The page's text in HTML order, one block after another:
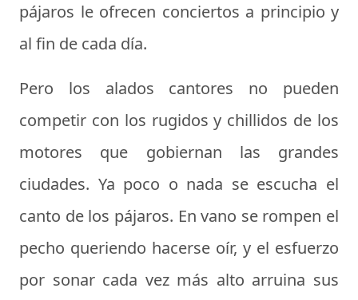
pájaros le ofrecen conciertos a principio y
al fin de cada día.
Pero los alados cantores no pueden
competir con los rugidos y chillidos de los
motores que gobiernan las grandes
ciudades. Ya poco o nada se escucha el
canto de los pájaros. En vano se rompen el
pecho queriendo hacerse oír, y el esfuerzo
por sonar cada vez más alto arruina sus